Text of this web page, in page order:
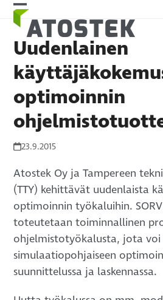
Skip
content
Open
mobile
menu
Close
mobile
menu
Uudenlainen
optimoinnin
23.9.2015
Atostek Oy ja Tampereen
(TTY) kehittävät uudenlaista
optimoinnin työkaluihin.
toteutetaan toiminnallinen
ohjelmistotyökalusta, jota
simulaatiopohjaiseen
suunnittelussa ja laskennassa.